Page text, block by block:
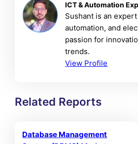
ICT & Automation
Sushant is an expert
automation, and
passion for
trends.
View Profile
Related Reports
Database Management